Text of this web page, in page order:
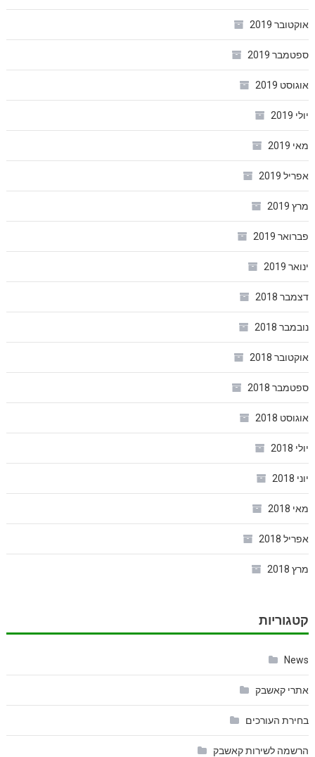
אוקטובר 2019
ספטמבר 2019
אוגוסט 2019
יולי 2019
מאי 2019
אפריל 2019
מרץ 2019
פברואר 2019
ינואר 2019
דצמבר 2018
נובמבר 2018
אוקטובר 2018
ספטמבר 2018
אוגוסט 2018
יולי 2018
יוני 2018
מאי 2018
אפריל 2018
מרץ 2018
קטגוריות
News
אתרי קאשבק
בחירת העורכים
הרשמה לשירות קאשבק